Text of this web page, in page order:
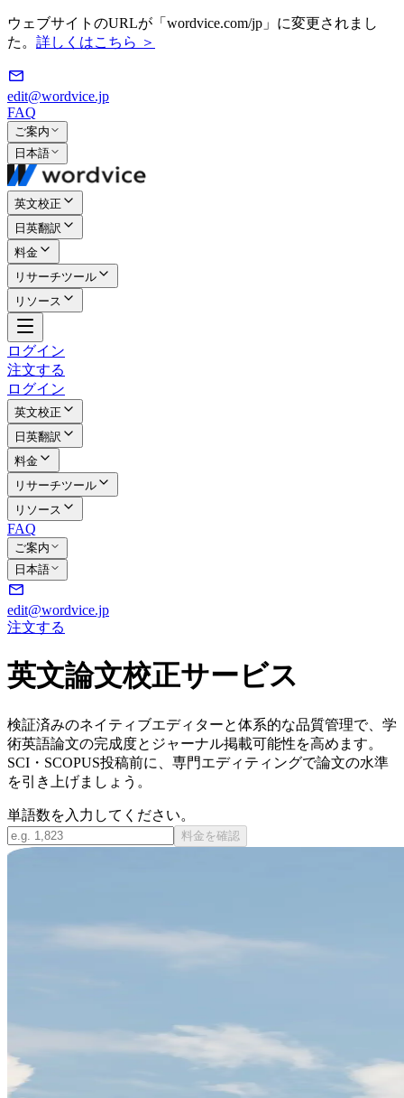
ウェブサイトのURLが「wordvice.com/jp」に変更されまし
た。 詳しくはこちら ＞
edit@wordvice.jp
FAQ
ご案内
日本語
英文校正
日英翻訳
料金
リサーチツール
リソース
ログイン
注文する
ログイン
英文校正
日英翻訳
料金
リサーチツール
リソース
FAQ
ご案内
日本語
edit@wordvice.jp
注文する
英文論文校正サービス
検証済みのネイティブエディターと体系的な品質管理で、学
術英語論文の完成度とジャーナル掲載可能性を高めます。
SCI・SCOPUS投稿前に、専門エディティングで論文の水準
を引き上げましょう。
単語数を入力してください。
料金を確認